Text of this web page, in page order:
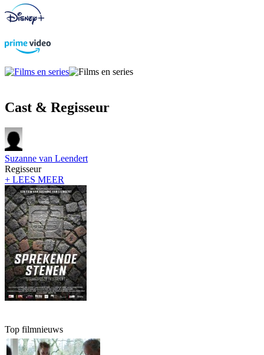
Cast & Regisseur
Suzanne van Leendert
Regisseur
+ LEES MEER
Top filmnieuws